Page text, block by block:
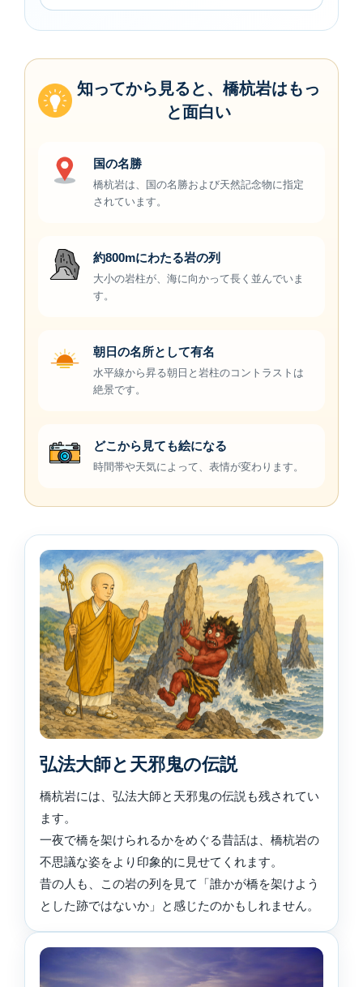
知ってから見ると、橋杭岩はもっ
と面白い
国の名勝
橋杭岩は、国の名勝および天然記念物に指定
されています。
約800mにわたる岩の列
大小の岩柱が、海に向かって長く並んでいま
す。
朝日の名所として有名
水平線から昇る朝日と岩柱のコントラストは
絶景です。
どこから見ても絵になる
時間帯や天気によって、表情が変わります。
弘法大師と天邪鬼の伝説
橋杭岩には、弘法大師と天邪鬼の伝説も残されてい
ます。
一夜で橋を架けられるかをめぐる昔話は、橋杭岩の
不思議な姿をより印象的に見せてくれます。
昔の人も、この岩の列を見て「誰かが橋を架けよう
とした跡ではないか」と感じたのかもしれません。